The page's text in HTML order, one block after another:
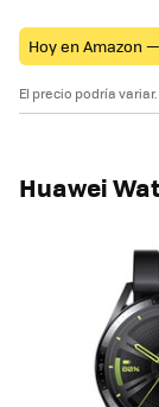
Hoy en Amazon —
El precio podría
Huawei